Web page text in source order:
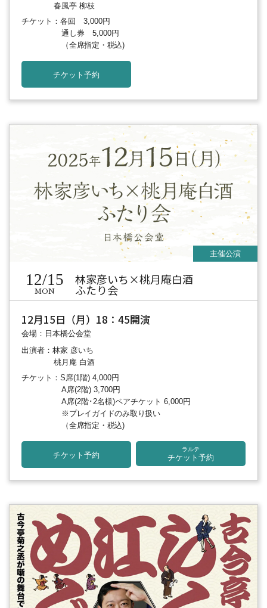
春風亭 柳枝
チケット：各回 3,000円
通し券 5,000円
（全席指定・税込)
チケット予約
12/15
MON
林家彦いち×桃月庵白酒
ふたり会
12月15日（月）18：45開演
会場：日本橋公会堂
出演者：林家 彦いち
桃月庵 白酒
チケット：S席(1階) 4,000円
A席(2階) 3,700円
A席(2階･2名様)ペアチケット 6,000円
※プレイガイドのみ取り扱い
（全席指定・税込)
チケット予約
ラルテ
チケット予約